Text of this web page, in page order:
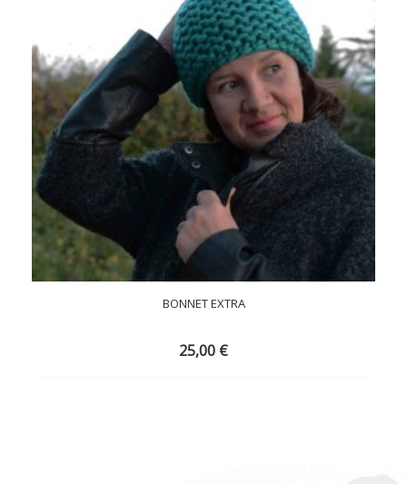
BONNET EXTRA
25,00 €